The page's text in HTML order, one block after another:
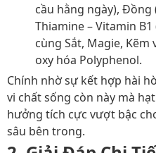
cầu hằng ngày), Đồng
Thiamine – Vitamin
cùng Sắt, Magie,
oxy hóa Polyphenol.
Chính nhờ sự kết hợp hài
vi chất sống còn này mà
hưởng tích cực vượt bậc
sâu bên trong.